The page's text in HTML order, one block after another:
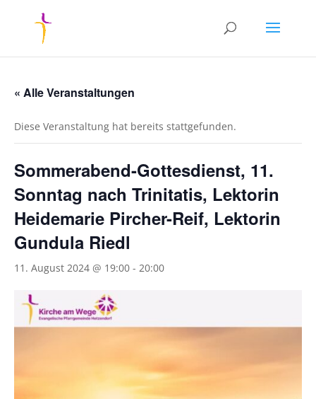
« Alle Veranstaltungen
Diese Veranstaltung hat bereits stattgefunden.
Sommerabend-Gottesdienst, 11.
Sonntag nach Trinitatis, Lektorin
Heidemarie Pircher-Reif, Lektorin
Gundula Riedl
11. August 2024 @ 19:00 - 20:00